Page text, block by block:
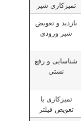
تمیزکاری شیر
بازدید و تعویض
شیر ورودی
شناسایی و رفع
نشتی
تمیزکاری یا
تعویض فیلتر